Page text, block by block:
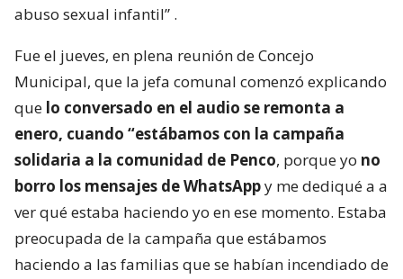
abuso sexual infantil” .
Fue el jueves, en plena reunión de Concejo
Municipal, que la jefa comunal comenzó explicando
que lo conversado en el audio se remonta a
enero, cuando “estábamos con la campaña
solidaria a la comunidad de Penco, porque yo no
borro los mensajes de WhatsAppy me dediqué a a
ver qué estaba haciendo yo en ese momento. Estaba
preocupada de la campaña que estábamos
haciendo a las familias que se habían incendiado de